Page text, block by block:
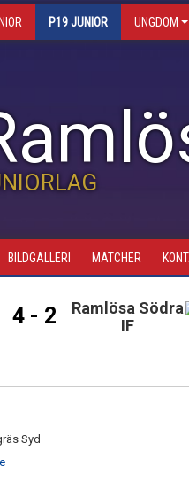
P19 JUNIOR UNGDOM
BILDGALLERI MATCHER
4 - 2
Ramlösa Södra
IF
Syd